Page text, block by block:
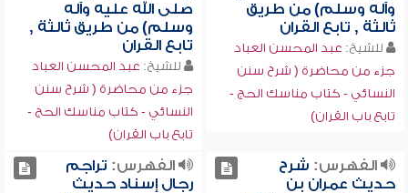
وآله وسلم) من طريق
ثالثة , تابع القران
للشيخ: عبد المحسن العباد
جزء من محاضرة ( شرح سنن
النسائي - كتاب مناسك الحج -
تابع باب القران)
صلى الله عليه وآله
وسلم) من طريق ثالثة ,
تابع القران
للشيخ: عبد المحسن العباد
جزء من محاضرة ( شرح سنن
النسائي - كتاب مناسك الحج -
تابع باب القران)
الفهرس: شرح
حديث عمران بن
الفهرس: تراجم
رجال إسناد حديث